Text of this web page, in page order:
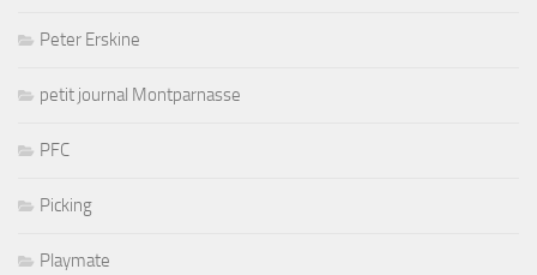
Peter Erskine
petit journal Montparnasse
PFC
Picking
Playmate